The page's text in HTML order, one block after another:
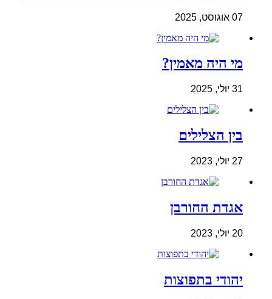
07 אוגוסט, 2025
מי היה מאמין?
31 יולי, 2025
בין הצלילים
27 יולי, 2023
אגדת החורבן
20 יולי, 2023
יהודי בתפוצות